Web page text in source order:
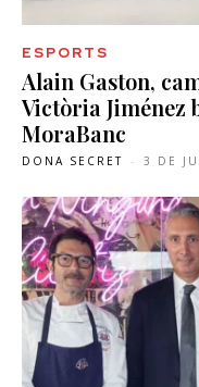
ESPORTS
Alain Gaston,
Victòria Jiménez
MoraBanc
DONA SECRET - 3 DE